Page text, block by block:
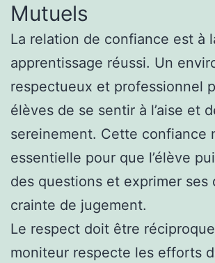
Mutuels
La relation de confiance est à
apprentissage réussi. Un
respectueux et professionnel
élèves de se sentir à l’aise et
sereinement. Cette confiance
essentielle pour que l’élève
des questions et exprimer ses
crainte de jugement.
Le respect doit être
moniteur respecte les efforts